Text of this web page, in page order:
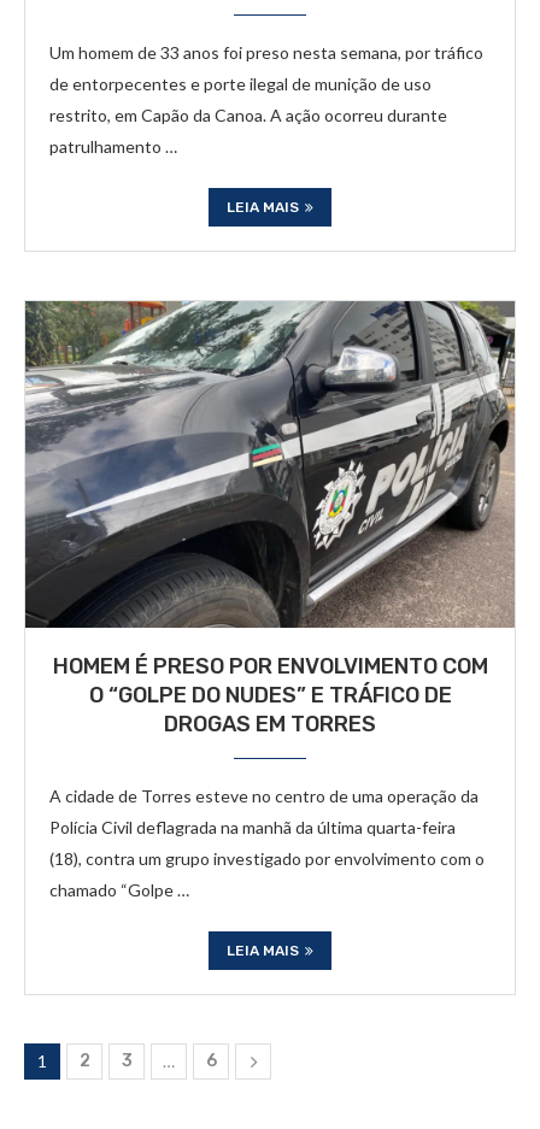
Um homem de 33 anos foi preso nesta semana, por tráfico
de entorpecentes e porte ilegal de munição de uso
restrito, em Capão da Canoa. A ação ocorreu durante
patrulhamento …
LEIA MAIS
HOMEM É PRESO POR ENVOLVIMENTO COM
O “GOLPE DO NUDES” E TRÁFICO DE
DROGAS EM TORRES
A cidade de Torres esteve no centro de uma operação da
Polícia Civil deflagrada na manhã da última quarta-feira
(18), contra um grupo investigado por envolvimento com o
chamado “Golpe …
LEIA MAIS
1 2 3 … 6